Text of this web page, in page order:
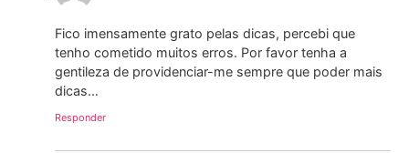
Fico imensamente grato pelas dicas, percebi que
tenho cometido muitos erros. Por favor tenha a
gentileza de providenciar-me sempre que poder mais
dicas…
Responder